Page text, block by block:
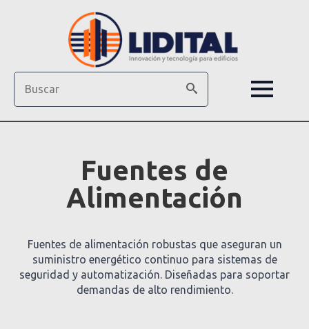
Fuentes de
Alimentación
Fuentes de alimentación robustas que aseguran un
suministro energético continuo para sistemas de
seguridad y automatización. Diseñadas para soportar
demandas de alto rendimiento.